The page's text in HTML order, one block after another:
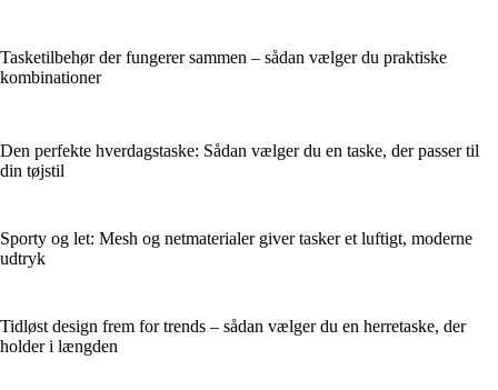
Tasketilbehør der fungerer sammen – sådan vælger du praktiske
kombinationer
Den perfekte hverdagstaske: Sådan vælger du en taske, der passer til
din tøjstil
Sporty og let: Mesh og netmaterialer giver tasker et luftigt, moderne
udtryk
Tidløst design frem for trends – sådan vælger du en herretaske, der
holder i længden